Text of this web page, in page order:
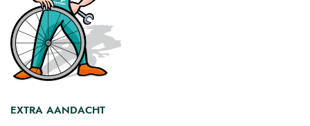
EXTRA AANDACHT